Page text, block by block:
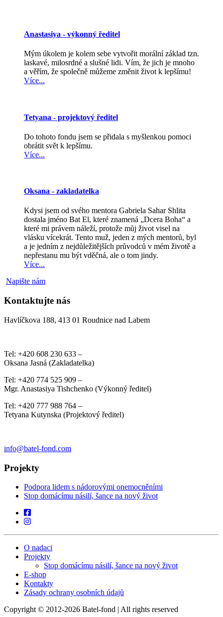
Anastasiya - výkonný ředitel
Mým úkolem je kolem sebe vytvořit morální základ tzn.
laskavé, milosrdné a slušné lidi. Vím, že jich je mnoho
a věřím, že společně můžeme změnit život k lepšímu!
Více...
Tetyana - projektový ředitel
Do tohoto fondu jsem se přidala s myšlenkou pomoci
obrátit svět k lepšímu.
Více...
Oksana - zakladatelka
Kdysi jsem od svého mentora Gabriela Sahar Shlita
dostala jméno Bat El, které znamená „Dcera Boha“ a
které mi právem náleží, protože můj život visel na
vlásku vícekrát. Tento muž, jeden z mých mentorů, byl
a je jedním z nejdůležitějších průvodců v mém životě a
nepřestanu mu být vděčná, ale o tom jindy.
Více...
Napište nám
Kontaktujte nás
Havlíčkova 188, 413 01 Roudnice nad Labem
Tel: +420 608 230 633 –
Oksana Jasná (Zakladatelka)
Tel: +420 774 525 909 –
Mgr. Anastasiya Tishchenko (Výkonný ředitel)
Tel: +420 777 988 764 –
Tetyana Kutynska (Projektový ředitel)
info@batel-fond.com
Projekty
Podpora lidem s nádorovými onemocněními
Stop domácímu násilí, šance na nový život
O nadaci
Projekty
Stop domácímu násilí, šance na nový život
E-shop
Kontakty
Zásady ochrany osobních údajů
Copyright © 2012-2026 Batel-fond | All rights reserved